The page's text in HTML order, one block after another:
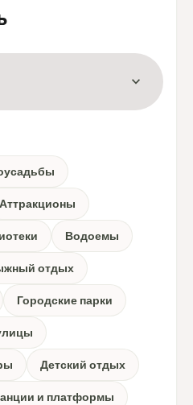
expand_more
Аттракционы
Водоемы
отдых
Городские парки
Детский отдых
и платформы